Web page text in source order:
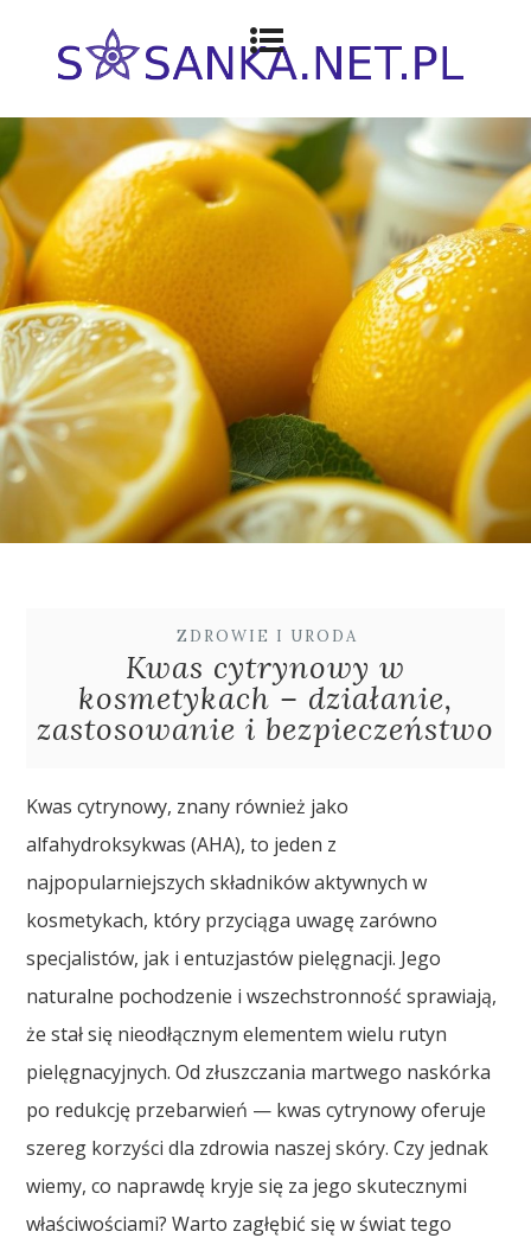
ZDROWIE I URODA
Kwas cytrynowy w
kosmetykach – działanie,
zastosowanie i bezpieczeństwo
Kwas cytrynowy, znany również jako
alfahydroksykwas (AHA), to jeden z
najpopularniejszych składników aktywnych w
kosmetykach, który przyciąga uwagę zarówno
specjalistów, jak i entuzjastów pielęgnacji. Jego
naturalne pochodzenie i wszechstronność sprawiają,
że stał się nieodłącznym elementem wielu rutyn
pielęgnacyjnych. Od złuszczania martwego naskórka
po redukcję przebarwień — kwas cytrynowy oferuje
szereg korzyści dla zdrowia naszej skóry. Czy jednak
wiemy, co naprawdę kryje się za jego skutecznymi
właściwościami? Warto zagłębić się w świat tego